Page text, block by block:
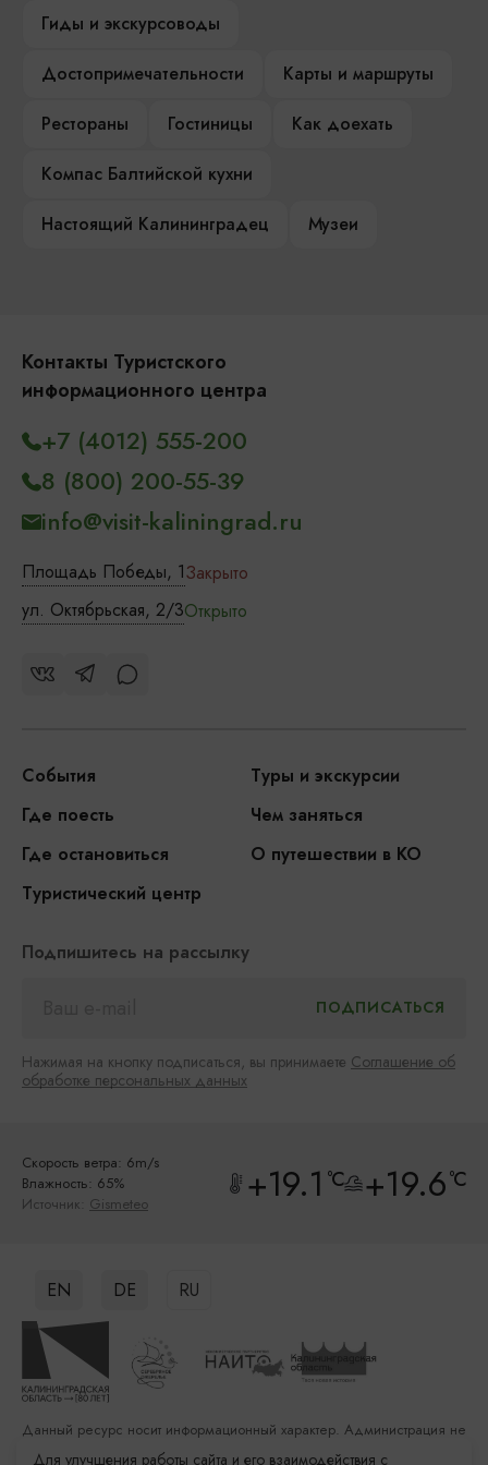
Гиды и экскурсоводы
Достопримечательности
Карты и маршруты
Рестораны
Гостиницы
Как доехать
Компас Балтийской кухни
Настоящий Калининградец
Музеи
Контакты Туристского
информационного центра
Площадь Победы, 1Закрыто
ул. Октябрьская, 2/3Открыто
+7 (4012) 555-200
8 (800) 200-55-39
info@visit-kaliningrad.ru
События
Туры и экскурсии
Где поесть
Чем заняться
Где остановиться
О путешествии в КО
Туристический центр
Подпишитесь на рассылку
Нажимая на кнопку подписаться, вы принимаете Соглашение об
обработке персональных данных
Скорость ветра: 6m/s
Влажность: 65%
Источник: Gismeteo +19.1 °C +19.6°C
EN DE RU
Данный ресурс носит информационный характер. Администрация не
несет ответственности за качество услуг, предоставленных
Для улучшения работы сайта и его взаимодействия с